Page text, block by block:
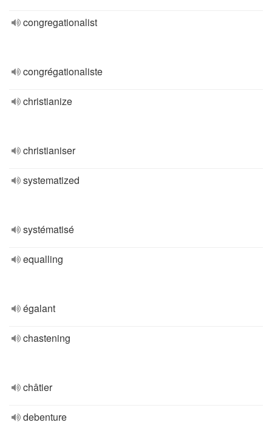
congregationalist
congrégationaliste
christianize
christianiser
systematized
systématisé
equalling
égalant
chastening
châtier
debenture